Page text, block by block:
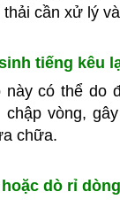
cần xử lý
tiếng kêu
có thể do
chập vòng,
chữa.
dò rỉ